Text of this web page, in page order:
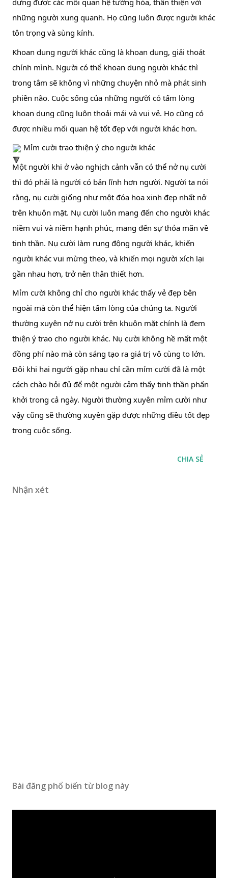
dựng được các mối quan hệ tường hòa, thân thiện với
những người xung quanh. Họ cũng luôn được người khác
tôn trọng và sùng kính.
Khoan dung người khác cũng là khoan dung, giải thoát
chính mình. Người có thể khoan dung người khác thì
trong tâm sẽ không vì những chuyện nhỏ mà phát sinh
phiền não. Cuộc sống của những người có tấm lòng
khoan dung cũng luôn thoải mái và vui vẻ. Họ cũng có
được nhiều mối quan hệ tốt đẹp với người khác hơn.
Mỉm cười trao thiện ý cho người khác
Một người khi ở vào nghịch cảnh vẫn có thể nở nụ cười
thì đó phải là người có bản lĩnh hơn người. Người ta nói
rằng, nụ cười giống như một đóa hoa xinh đẹp nhất nở
trên khuôn mặt. Nụ cười luôn mang đến cho người khác
niềm vui và niềm hạnh phúc, mang đến sự thỏa mãn về
tinh thần. Nụ cười làm rung động người khác, khiến
người khác vui mừng theo, và khiến mọi người xích lại
gần nhau hơn, trở nên thân thiết hơn.
Mỉm cười không chỉ cho người khác thấy vẻ đẹp bên
ngoài mà còn thể hiện tấm lòng của chúng ta. Người
thường xuyên nở nụ cười trên khuôn mặt chính là đem
thiện ý trao cho người khác. Nụ cười không hề mất một
đồng phí nào mà còn sáng tạo ra giá trị vô cùng to lớn.
Đôi khi hai người gặp nhau chỉ cần mỉm cười đã là một
cách chào hỏi đủ để một người cảm thấy tinh thần phấn
khởi trong cả ngày. Người thường xuyên mỉm cười như
vậy cũng sẽ thường xuyên gặp được những điều tốt đẹp
trong cuộc sống.
CHIA SẺ
Nhận xét
Bài đăng phổ biến từ blog này